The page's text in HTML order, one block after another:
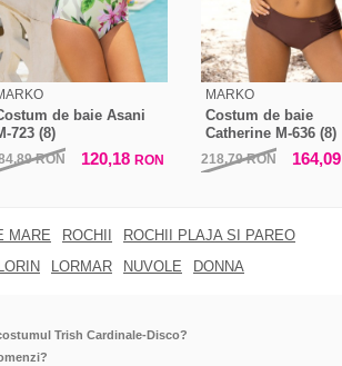
de baie Asani
723 (8)
RON 120,18 RON
MARKO
Costum de baie
Catherine M-636 (8)
218,79RON 164,09
MARE ROCHII
ROCHII PLAJA SI PAREO
LORIN LORMAR NUVOLE DONNA
Trish Cardinale-Disco?